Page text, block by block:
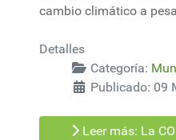
cambio climático a
Detalles
Categoría:
Publicado: 09
Leer más: La